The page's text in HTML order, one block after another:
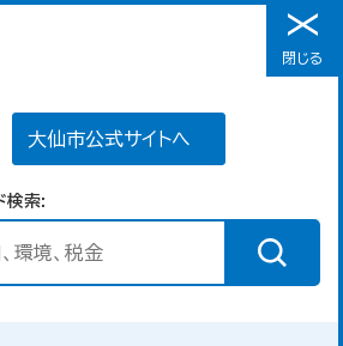
メニュー
大仙市公式サイトへ
検索
閉じる